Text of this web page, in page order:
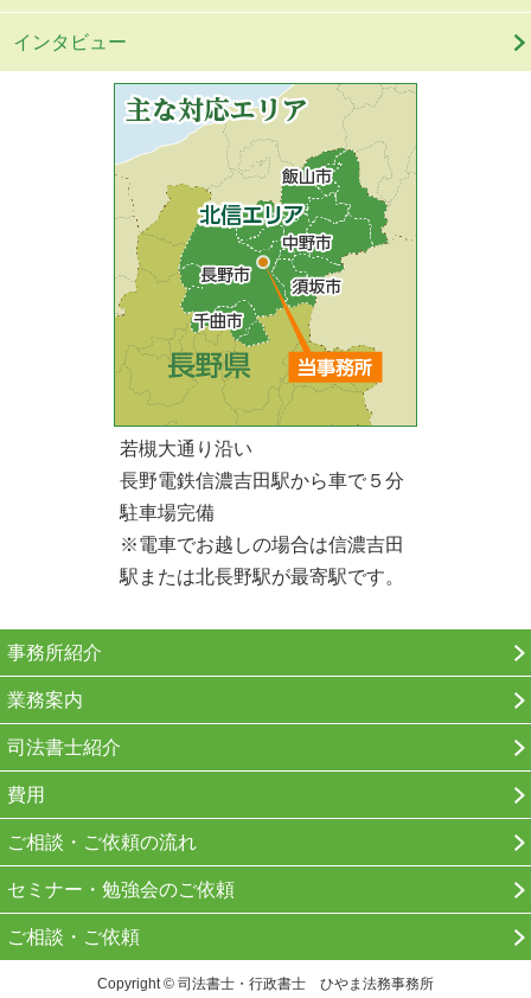
インタビュー
若槻大通り沿い
長野電鉄信濃吉田駅から車で５分
駐車場完備
※電車でお越しの場合は信濃吉田
駅または北長野駅が最寄駅です。
事務所紹介
業務案内
司法書士紹介
費用
ご相談・ご依頼の流れ
セミナー・勉強会のご依頼
ご相談・ご依頼
Copyright © 司法書士・行政書士 ひやま法務事務所